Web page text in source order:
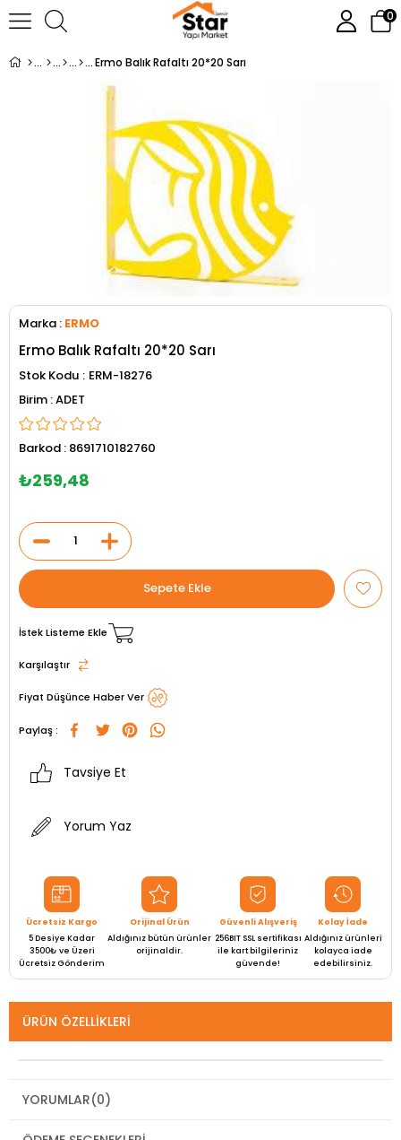
0
Ermo Balık Rafaltı 20*20 Sarı
Marka : ERMO
Ermo Balık Rafaltı 20*20 Sarı
Stok Kodu
ERM-18276
ADET
Barkod : 8691710182760
₺259,48
İstek Listeme Ekle
Karşılaştır
Fiyat Düşünce Haber Ver
Paylaş :
Tavsiye Et
Yorum Yaz
Ücretsiz Kargo
5 Desiye Kadar
3500₺ ve Üzeri
Ücretsiz Gönderim
Orijinal Ürün
Aldığınız bütün ürünler
orijinaldir.
Güvenli Alışveriş
256BIT SSL sertifikası
ile kart bilgileriniz
güvende!
Kolay İade
Aldığınız ürünleri
kolayca iade
edebilirsiniz.
ÜRÜN ÖZELLIKLERI
YORUMLAR(0)